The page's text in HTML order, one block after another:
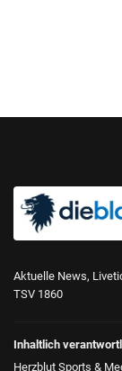
Aktuelle News,
TSV 1860
Inhaltlich
Herzblut Sports &